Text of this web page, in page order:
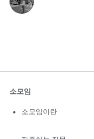
소모임
소모임이란